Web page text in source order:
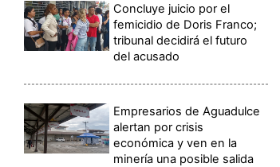
Concluye juicio por el
femicidio de Doris Franco;
tribunal decidirá el futuro
del acusado
Empresarios de Aguadulce
alertan por crisis
económica y ven en la
minería una posible salida